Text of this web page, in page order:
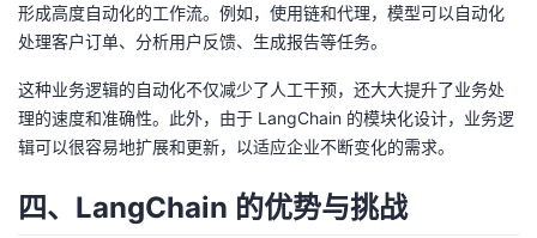
形成高度自动化的工作流。例如，使用链和代理，模型可以自动化
处理客户订单、分析用户反馈、生成报告等任务。
这种业务逻辑的自动化不仅减少了人工干预，还大大提升了业务处
理的速度和准确性。此外，由于 LangChain 的模块化设计，业务逻
辑可以很容易地扩展和更新，以适应企业不断变化的需求。
四、LangChain 的优势与挑战